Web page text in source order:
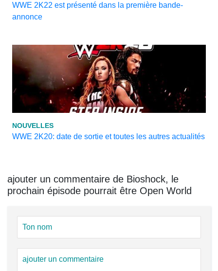
WWE 2K22 est présenté dans la première bande-
annonce
NOUVELLES
WWE 2K20: date de sortie et toutes les autres actualités
ajouter un commentaire de Bioshock, le
prochain épisode pourrait être Open World